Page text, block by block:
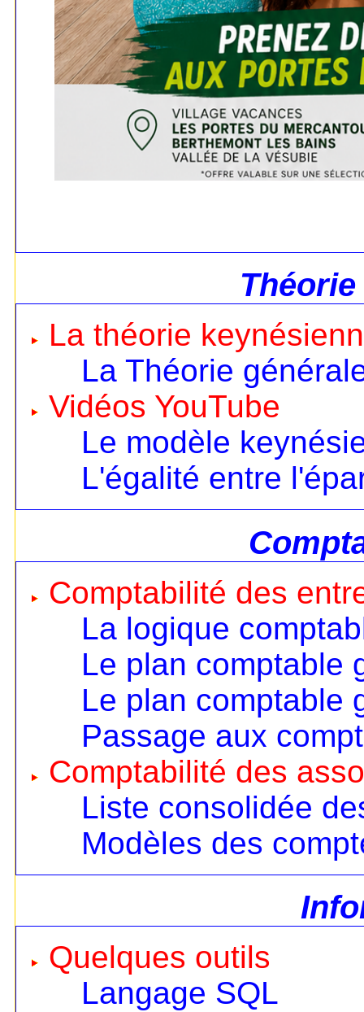
La théorie
La Théorie
Vidéos YouTube
Le modèle
L'égalité entre
Comptabilité des
La logique
Le plan comptable
Le plan comptable
Passage aux
Comptabilité des
Liste consolidée
Modèles des
Quelques outils
Langage SQL